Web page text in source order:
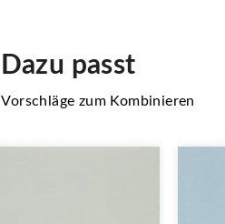
Dazu passt
zum Kombinieren